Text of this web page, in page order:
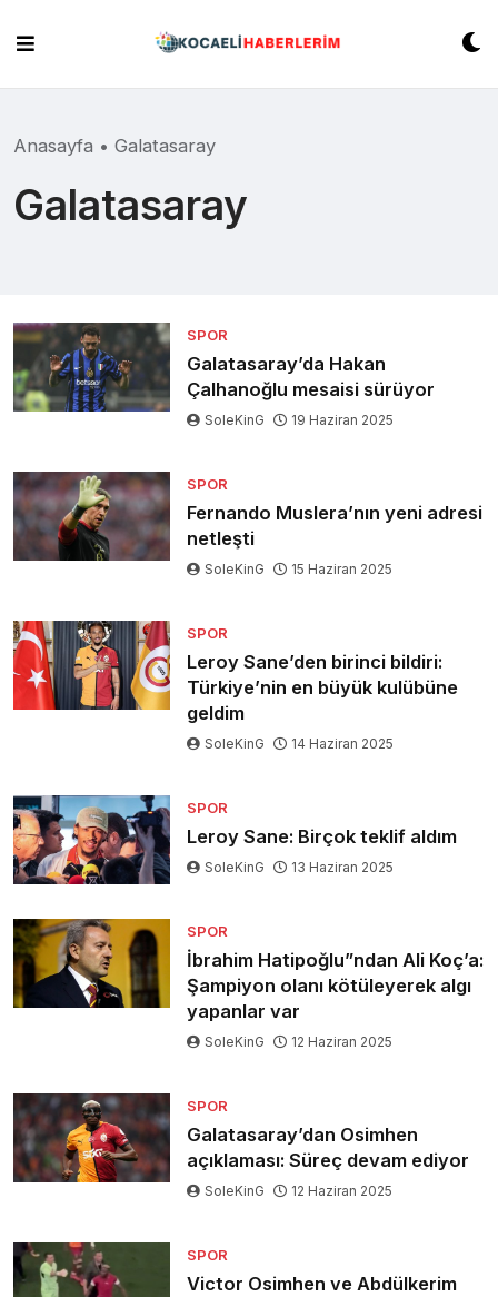
content
Anasayfa • Galatasaray
Galatasaray
SPOR
Galatasaray’da Hakan
Çalhanoğlu mesaisi sürüyor
SoleKinG 19 Haziran 2025
SPOR
Fernando Muslera’nın yeni adresi
netleşti
SoleKinG 15 Haziran 2025
SPOR
Leroy Sane’den birinci bildiri:
Türkiye’nin en büyük kulübüne
geldim
SoleKinG 14 Haziran 2025
SPOR
Leroy Sane: Birçok teklif aldım
SoleKinG 13 Haziran 2025
SPOR
İbrahim Hatipoğlu”ndan Ali Koç’a:
Şampiyon olanı kötüleyerek algı
yapanlar var
SoleKinG 12 Haziran 2025
SPOR
Galatasaray’dan Osimhen
açıklaması: Süreç devam ediyor
SoleKinG 12 Haziran 2025
SPOR
Victor Osimhen ve Abdülkerim